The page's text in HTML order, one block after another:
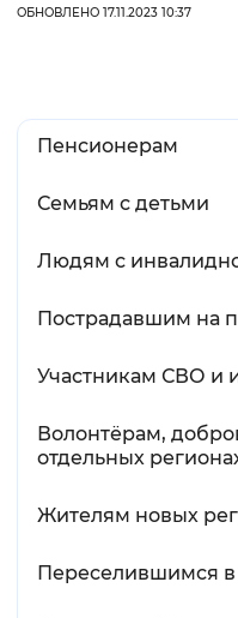
ОБНОВЛЕНО 17.11.2023 10:37
Пенсионерам
Семьям с детьми
Людям с
Пострадавшим на
Участникам СВО и
Волонтёрам,
отдельных
Жителям новых
Переселившимся